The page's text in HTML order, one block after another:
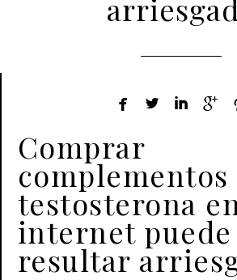
   
Comprar
complementos
testosterona
internet puede
resultar